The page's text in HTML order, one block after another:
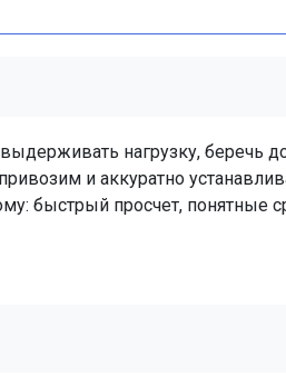
нагрузку, беречь
и аккуратно
быстрый просчет, понятные